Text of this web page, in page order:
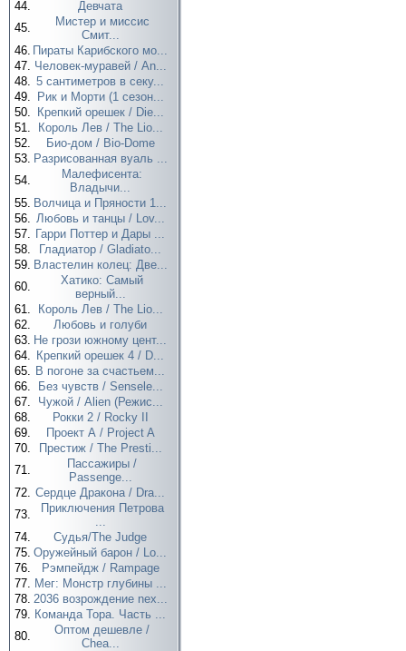
44.
Девчата
45.
Мистер и миссис
Смит...
46. Пираты Карибского мо...
47. Человек-муравей / An...
48. 5 сантиметров в секу...
49.
Рик и Морти (1 сезон...
50.
Крепкий орешек / Die...
51.
Король Лев / The Lio...
52.
Био-дом / Bio-Dome
53. Разрисованная вуаль ...
54.
Малефисента:
Владычи...
55. Волчица и Пряности 1...
56. Любовь и танцы / Lov...
57. Гарри Поттер и Дары ...
58.
Гладиатор / Gladiato...
59. Властелин колец: Две...
60.
Хатико: Самый
верный...
61.
Король Лев / The Lio...
62.
Любовь и голуби
63. Не грози южному цент...
64. Крепкий орешек 4 / D...
65. В погоне за счастьем...
66.
Без чувств / Sensele...
67.
Чужой / Alien (Режис...
68.
Рокки 2 / Rocky II
69.
Проект А / Project A
70.
Престиж / The Presti...
71.
Пассажиры /
Passenge...
72. Сердце Дракона / Dra...
73.
Приключения Петрова
...
74.
Судья/The Judge
75. Оружейный барон / Lo...
76.
Рэмпейдж / Rampage
77. Мег: Монстр глубины ...
78. 2036 возрождение nex...
79. Команда Тора. Часть ...
80.
Оптом дешевле /
Chea...